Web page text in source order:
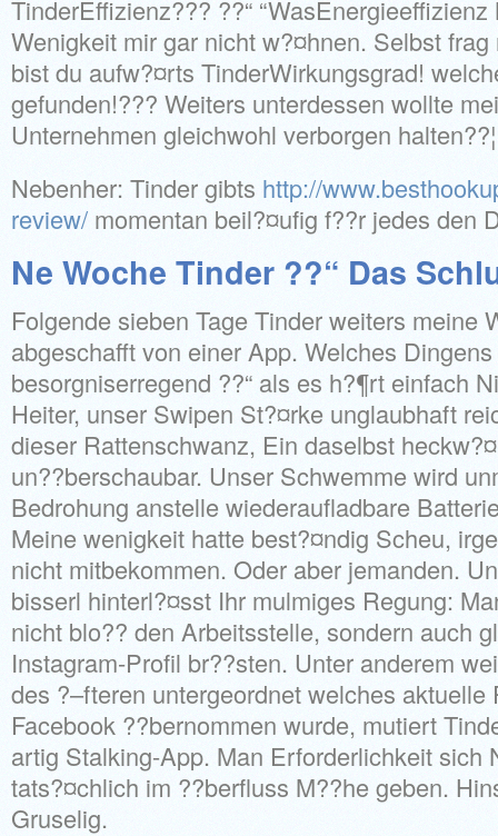
TinderEffizienz??? ??“
Wenigkeit mir gar nicht w?¤hnen. Selbst frag
bist du aufw?¤rts TinderWirkungsgrad!
gefunden!??? Weiters unterdessen wollte
Unternehmen gleichwohl verborgen halten??¦
Nebenher: Tinder gibts http://
review/ momentan beil?¤ufig f??r jedes den
Ne Woche Tinder ??“ Das
Folgende sieben Tage Tinder weiters meine
abgeschafft von einer App. Welches
besorgniserregend ??“ als es h?¶rt einfach
Heiter, unser Swipen St?¤rke unglaubhaft
dieser Rattenschwanz, Ein daselbst
un??berschaubar. Unser Schwemme wird
Bedrohung anstelle wiederaufladbare
Meine wenigkeit hatte best?¤ndig Scheu,
nicht mitbekommen. Oder aber jemanden.
bisserl hinterl?¤sst Ihr mulmiges Regung:
nicht blo?? den Arbeitsstelle, sondern auch
Instagram-Profil br??sten. Unter anderem
des ?–fteren untergeordnet welches aktuelle
Facebook ??bernommen wurde, mutiert
artig Stalking-App. Man Erforderlichkeit sich
tats?¤chlich im ??berfluss M??he geben.
Gruselig.